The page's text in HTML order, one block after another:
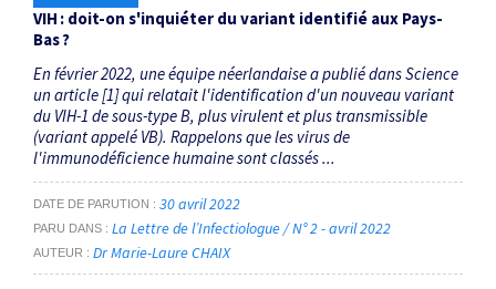
VIH : doit-on s'inquiéter du variant identifié aux Pays-
Bas ?
En février 2022, une équipe néerlandaise a publié dans Science
un article [1] qui relatait l'identification d'un nouveau variant
du VIH-1 de sous-type B, plus virulent et plus transmissible
(variant appelé VB). Rappelons que les virus de
l'immunodéficience humaine sont classés ...
DATE DE PARUTION 30 avril 2022
PARU DANS La Lettre de l’Infectiologue / N° 2 - avril 2022
AUTEUR Dr Marie-Laure CHAIX